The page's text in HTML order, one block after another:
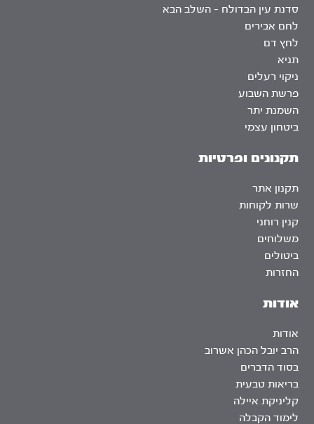
אודות
אודות
הרב יובל הכהן אשרוב
בסוד הדברים
בריאות טבעית
קליניקת איילה
לימוד הקבלה
סדנת עין הבדולח – השלב הבא
לחם אבירים
לחץ דם
תניא
ניקוי רעלים
פרשת השבוע
השמנת יתר
ביטחון עצמי
תקנונים ופרטיות
תקנון אתר
שרות לקוחות
קנין רוחני
משלוחים
ביטולים
החזרות